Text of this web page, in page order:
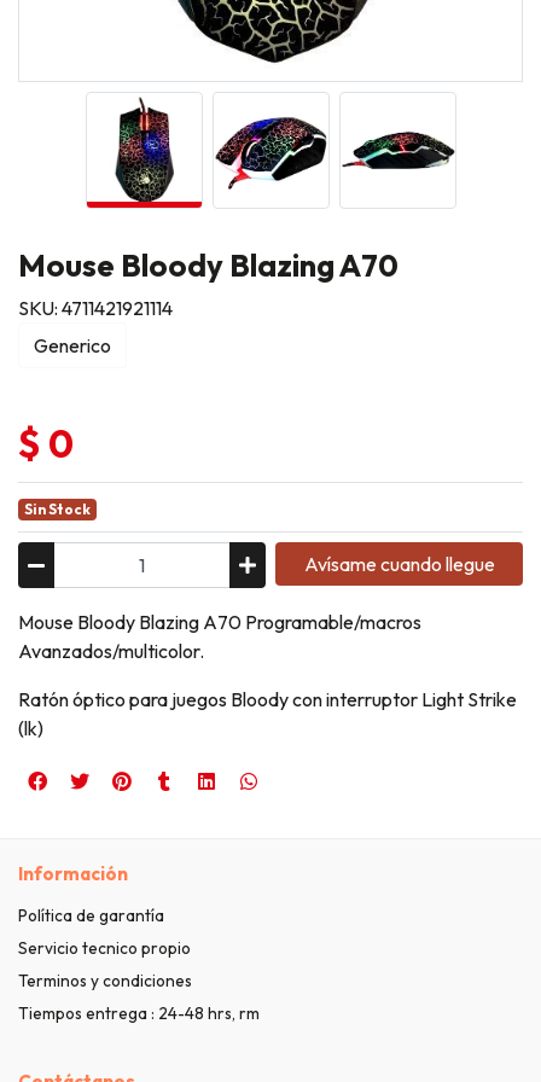
Mouse Bloody Blazing A70
SKU: 4711421921114
Generico
$ 0
Sin Stock
Avísame cuando llegue
Mouse Bloody Blazing A70 Programable/macros
Avanzados/multicolor.
Ratón óptico para juegos Bloody con interruptor Light Strike
(lk)
Información
Política de garantía
Servicio tecnico propio
Terminos y condiciones
Tiempos entrega : 24-48 hrs, rm